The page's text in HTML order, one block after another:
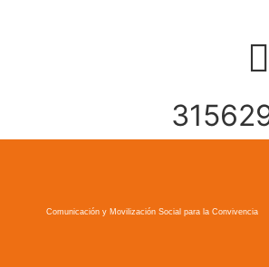
Comunicación y Movilización Social para la Convivencia